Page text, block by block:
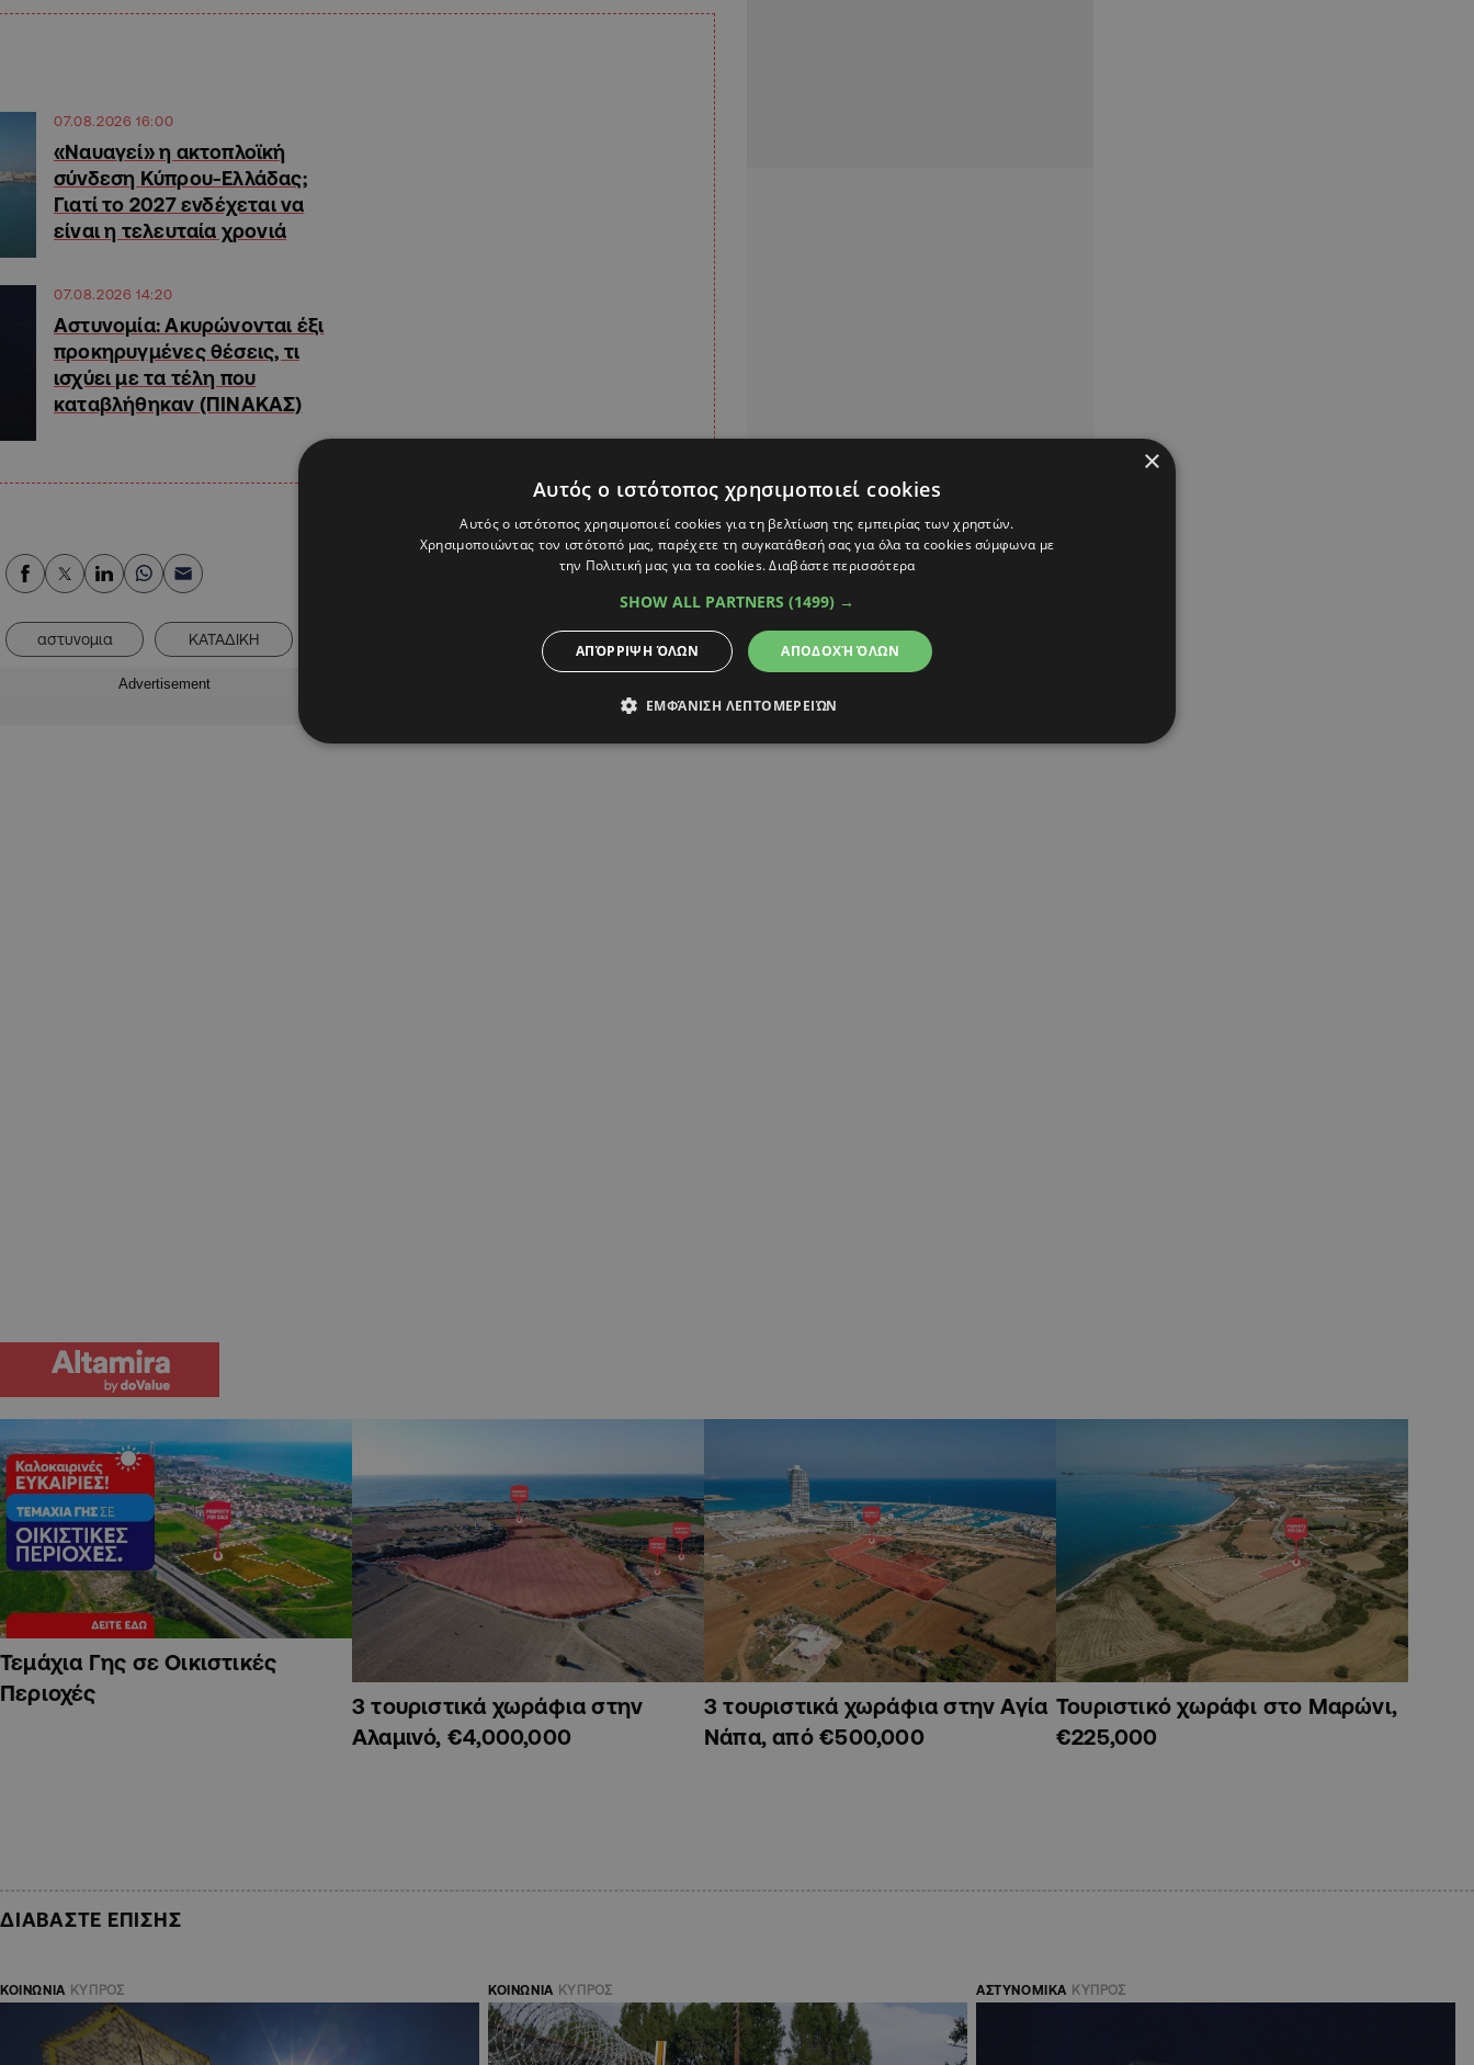
07.08.2026 16:00
«Ναυαγεί» η ακτοπλοϊκή
σύνδεση Κύπρου-Ελλάδας;
Γιατί το 2027 ενδέχεται να
είναι η τελευταία χρονιά
07.08.2026 14:20
Αστυνομία: Ακυρώνονται έξι
προκηρυγμένες θέσεις, τι
ισχύει με τα τέλη που
καταβλήθηκαν (ΠΙΝΑΚΑΣ)
Alpha Podcasts
αστυνομια ΚΑΤΑΔΙΚΗ ΝΑΡΚΩΤΙΚΑ
Advertisement
Τεμάχια Γης σε Οικιστικές
Περιοχές
3 τουριστικά χωράφια στην
Αλαμινό, €4,000,000
3 τουριστικά χωράφια στην Αγία
Νάπα, από €500,000
Τουριστικό χωράφι στο Μαρώνι,
€225,000
ΔΙΑΒΑΣΤΕ ΕΠΙΣΗΣ
ΚΟΙΝΩΝΙΑ ΚΥΠΡΟΣ ΚΟΙΝΩΝΙΑ ΚΥΠΡΟΣ ΑΣΤΥΝΟΜΙΚΑ ΚΥΠΡΟΣ
×
Αυτός ο ιστότοπος χρησιμοποιεί cookies
Αυτός ο ιστότοπος χρησιμοποιεί cookies για τη βελτίωση της εμπειρίας των χρηστών.
Χρησιμοποιώντας τον ιστότοπό μας, παρέχετε τη συγκατάθεσή σας για όλα τα cookies σύμφωνα με
την Πολιτική μας για τα cookies.Διαβάστε περισσότερα
SHOW ALL PARTNERS (1499) →
ΑΠΟΔΟΧΉ ΌΛΩΝ
ΑΠΌΡΡΙΨΗ ΌΛΩΝ
ΕΜΦΆΝΙΣΗ ΛΕΠΤΟΜΕΡΕΙΏΝ